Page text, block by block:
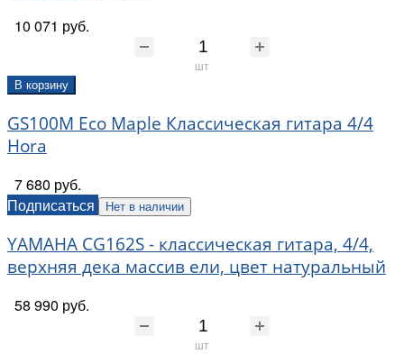
10 071 руб.
шт
В корзину
GS100M Eco Maple Классическая гитара 4/4
Hora
7 680 руб.
Подписаться
Нет в наличии
YAMAHA CG162S - классическая гитара, 4/4,
верхняя дека массив ели, цвет натуральный
58 990 руб.
шт